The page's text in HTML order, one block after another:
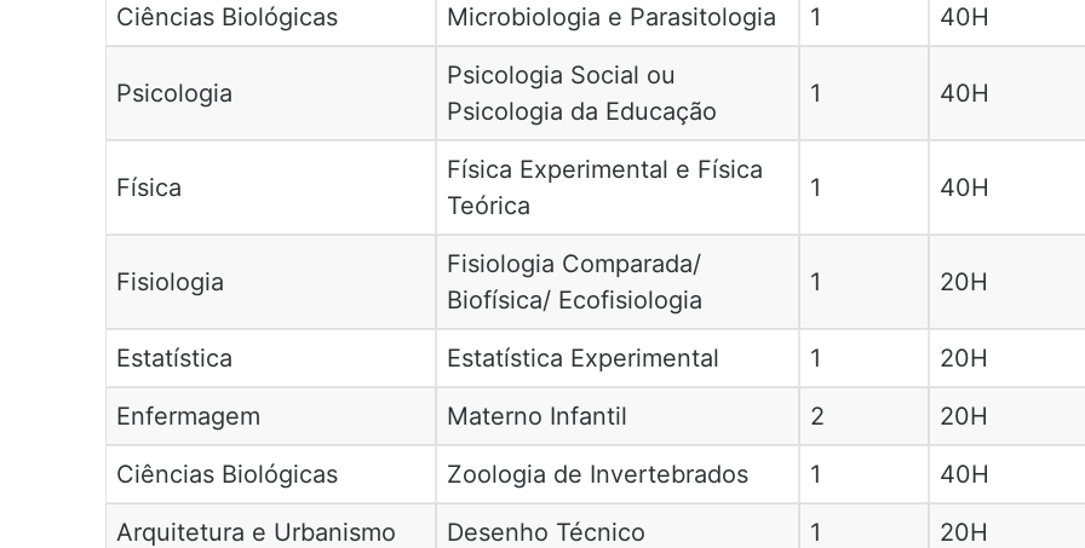
Ciências Biológicas Microbiologia e Parasitologia 1 40H
Psicologia
Psicologia Social ou
Psicologia da Educação
1 40H
Física
Física Experimental e Física
Teórica
1 40H
Fisiologia
Fisiologia Comparada/
Biofísica/ Ecofisiologia
1 20H
Estatística Estatística Experimental 1
20H
Enfermagem
Materno Infantil 2
20H
Ciências Biológicas
Zoologia de Invertebrados 1
40H
Arquitetura e Urbanismo
Desenho Técnico 1 20H